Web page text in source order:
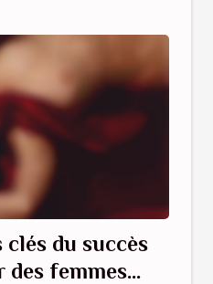
du succès
femmes